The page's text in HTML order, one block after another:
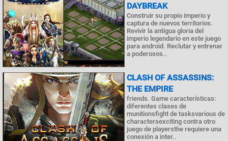
DAYBREAK
Construir su propio imperio y
captura de nuevos territorios.
Revivir la antigua gloria del
imperio legendario en este juego
para android. Reclutar y entrenar
a poderosos..
CLASH OF ASSASSINS:
THE EMPIRE
friends. Game características:
diferentes clases de
munitionsfight de tasksvarious de
charactersexciting contra otro
juego de playersthe requiere una
conexión a inter..